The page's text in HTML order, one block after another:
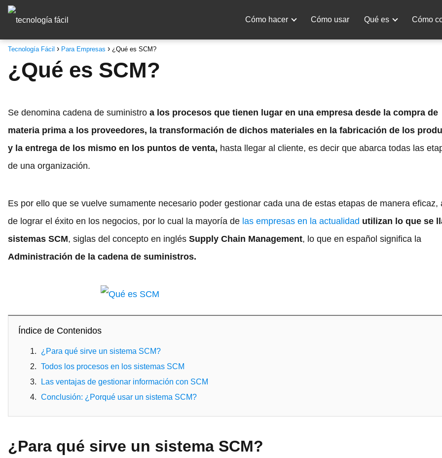
Cómo hacer Cómo usar Qué es Cómo
Tecnología Fácil Para Empresas ¿Qué es SCM?
¿Qué es SCM?
Se denomina cadena de suministro a los procesos que tienen lugar en una empresa desde la compra de
materia prima a los proveedores, la transformación de dichos materiales en la fabricación de los
y la entrega de los mismo en los puntos de venta, hasta llegar al cliente, es decir que abarca todas las
de una organización.
Es por ello que se vuelve sumamente necesario poder gestionar cada una de estas etapas de manera eficaz,
de lograr el éxito en los negocios, por lo cual la mayoría de las empresas en la actualidad utilizan lo que se
sistemas SCM, siglas del concepto en inglés Supply Chain Management, lo que en español significa la
Administración de la cadena de suministros.
Índice de Contenidos
¿Para qué sirve un sistema SCM?
Todos los procesos en los sistemas SCM
Las ventajas de gestionar información con SCM
Conclusión: ¿Porqué usar un sistema SCM?
¿Para qué sirve un sistema SCM?